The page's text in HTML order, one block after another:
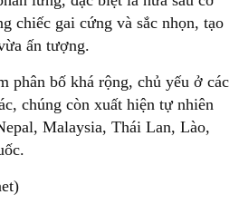
chiếc gai cứng và sắc nhọn, tạo
ấn tượng.
phân bố khá rộng, chủ yếu ở các
chúng còn xuất hiện tự nhiên
Malaysia, Thái Lan, Lào,